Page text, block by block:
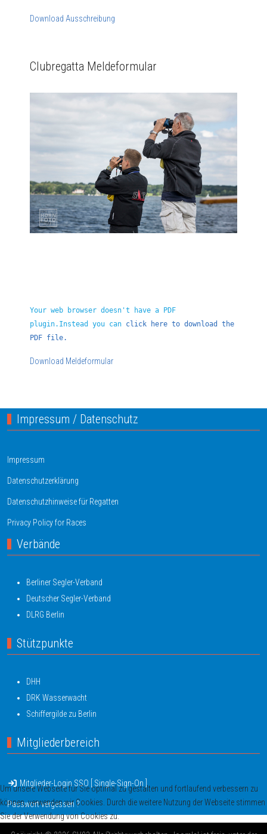
Download Ausschreibung
Clubregatta Meldeformular
Your web browser doesn't have a PDF
plugin.Instead you can click here to download the
PDF file.
Download Meldeformular
Impressum / Datenschutz
Impressum
Datenschutzerklärung
Datenschutzhinweise für Regatten
Privacy Policy for Races
Verbände
Berliner Segler-Verband
Deutscher Segler-Verband
DLRG Berlin
Stützpunkte
DHH
DRK Wasserwacht
Schiffergilde zu Berlin
Mitgliederbereich
Mitglieder-Login SSO [ Single-Sign-On ]
Passwort vergessen ?
Um unsere Webseite für Sie optimal zu gestalten und fortlaufend verbessern zu
können, verwenden wir Cookies. Durch die weitere Nutzung der Webseite stimmen
Sie der Verwendung von Cookies zu.